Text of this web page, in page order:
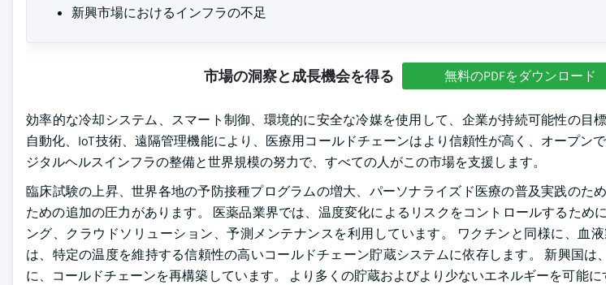
新興市場におけるインフラの不足
市場の洞察と成長機会を得る 無料のPDFをダウンロード
効率的な冷却システム、スマート制御、環境的に安全な冷媒を使用して、企業が持続可能性の目
自動化、IoT技術、遠隔管理機能により、医療用コールドチェーンはより信頼性が高く、オープン
ジタルヘルスインフラの整備と世界規模の努力で、すべての人がこの市場を支援します。
臨床試験の上昇、世界各地の予防接種プログラムの増大、パーソナライズド医療の普及実践のた
ための追加の圧力があります。 医薬品業界では、温度変化によるリスクをコントロールするため
ング、クラウドソリューション、予測メンテナンスを利用しています。 ワクチンと同様に、血
は、特定の温度を維持する信頼性の高いコールドチェーン貯蔵システムに依存します。 新興国は
に、コールドチェーンを再構築しています。 より多くの貯蔵およびより少ないエネルギーを可能